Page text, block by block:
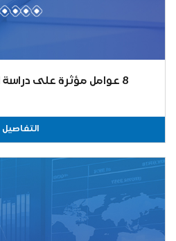
8 عوامل مؤثرة على دراسة الجدوى الاقتصادية
التفاصيل